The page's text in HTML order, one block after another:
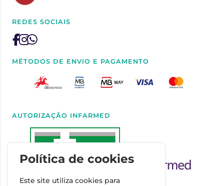
REDES SOCIAIS
MÉTODOS DE ENVIO E PAGAMENTO
AUTORIZAÇÃO INFARMED
Política de cookies
Este site utiliza cookies para